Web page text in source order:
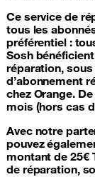
Ce service de
tous les
préférentiel :
Sosh
réparation,
d’abonnement
chez Orange.
mois (hors cas
Avec notre
pouvez
montant de 25€
de réparation,